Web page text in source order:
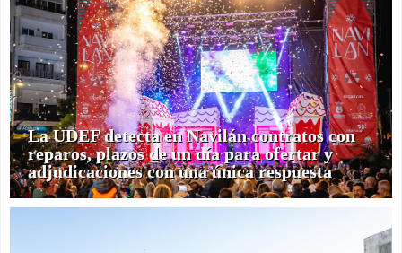
La UDEF detecta en Navilán contratos con
reparos, plazos de un día para ofertar y
adjudicaciones con una única respuesta